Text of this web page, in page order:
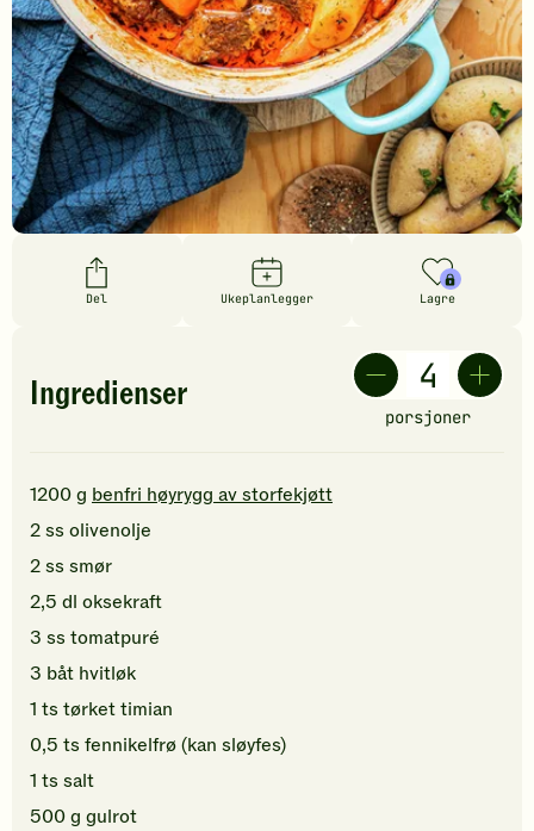
Del Ukeplanlegger Lagre
Ingredienser
porsjoner
1200g benfri høyrygg av storfekjøtt
2ss olivenolje
2ss smør
2,5 dl oksekraft
3 ss tomatpuré
3 båt hvitløk
1 ts tørket timian
0,5 ts fennikelfrø(kan sløyfes)
1 ts salt
500g gulrot